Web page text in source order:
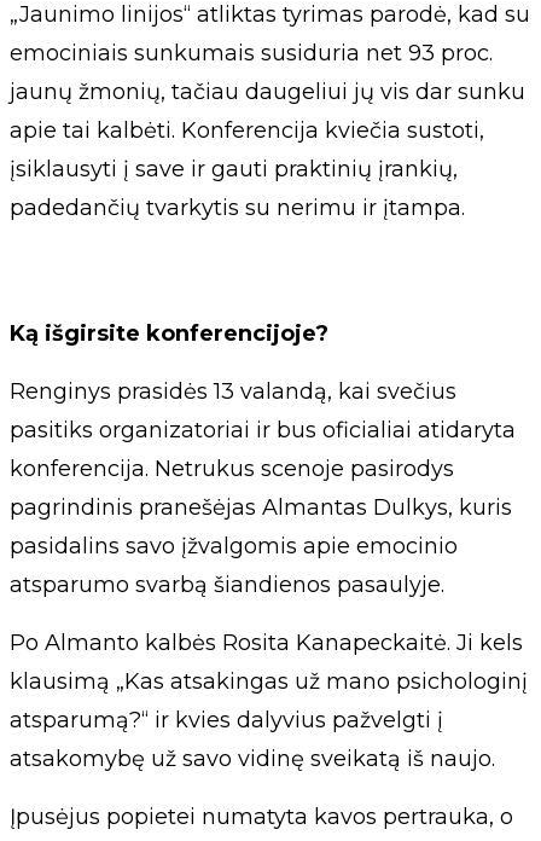
„Jaunimo linijos“ atliktas tyrimas parodė, kad su
emociniais sunkumais susiduria net 93 proc.
jaunų žmonių, tačiau daugeliui jų vis dar sunku
apie tai kalbėti. Konferencija kviečia sustoti,
įsiklausyti į save ir gauti praktinių įrankių,
padedančių tvarkytis su nerimu ir įtampa.
Ką išgirsite konferencijoje?
Renginys prasidės 13 valandą, kai svečius
pasitiks organizatoriai ir bus oficialiai atidaryta
konferencija. Netrukus scenoje pasirodys
pagrindinis pranešėjas Almantas Dulkys, kuris
pasidalins savo įžvalgomis apie emocinio
atsparumo svarbą šiandienos pasaulyje.
Po Almanto kalbės Rosita Kanapeckaitė. Ji kels
klausimą „Kas atsakingas už mano psichologinį
atsparumą?“ ir kvies dalyvius pažvelgti į
atsakomybę už savo vidinę sveikatą iš naujo.
Įpusėjus popietei numatyta kavos pertrauka, o